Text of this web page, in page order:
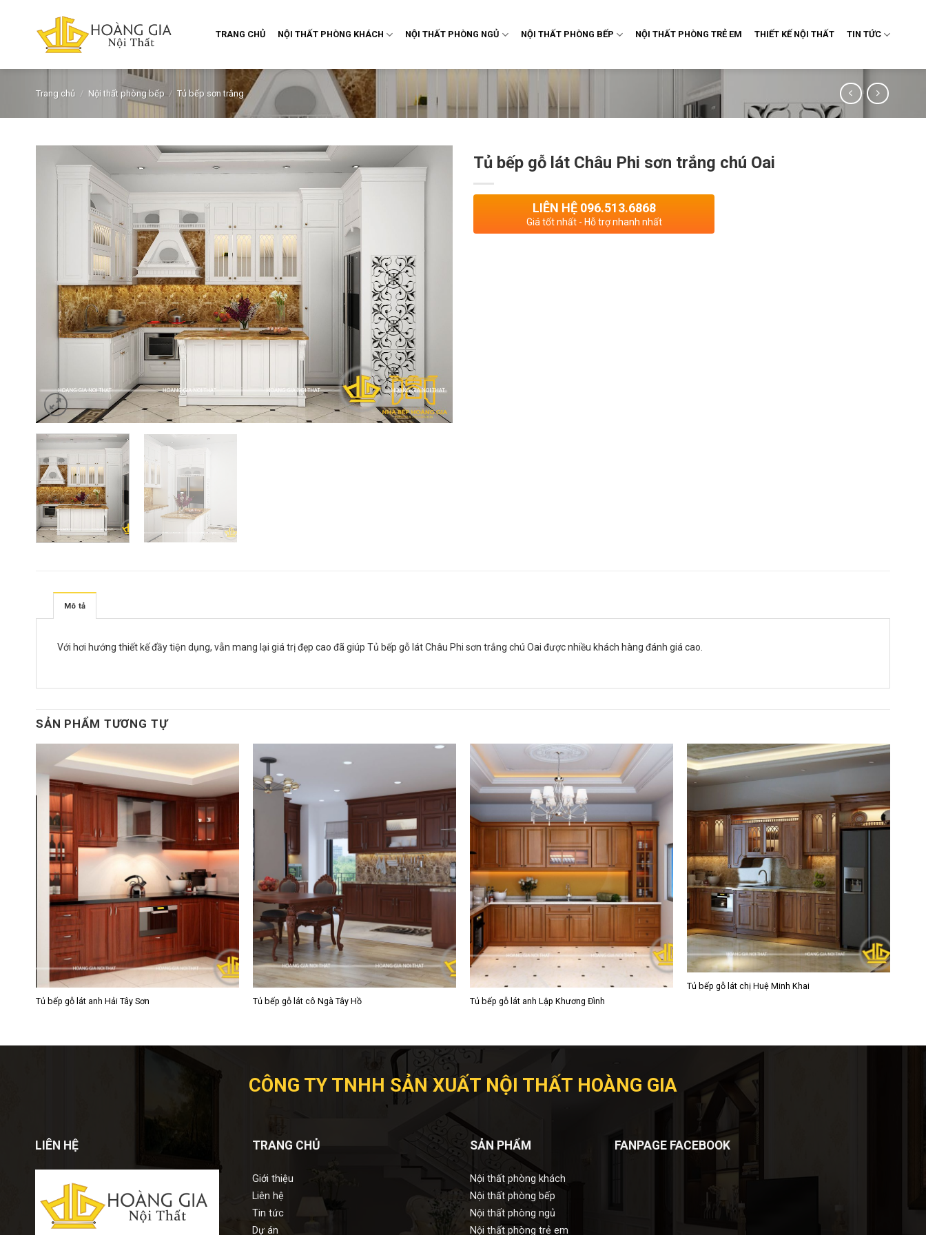
TRANG CHỦ NỘI THẤT PHÒNG KHÁCH NỘI THẤT PHÒNG NGỦ NỘI THẤT PHÒNG BẾP NỘI THẤT PHÒNG TRẺ EM THIẾT KẾ NỘI THẤT TIN TỨC
Trang chủ / Nội thất phòng bếp / Tủ bếp sơn trắng
Tủ bếp gỗ lát Châu Phi sơn trắng chú Oai
LIÊN HỆ 096.513.6868
Giá tốt nhất - Hỗ trợ nhanh nhất
Mô tả
Với hơi hướng thiết kế đầy tiện dụng, vẫn mang lại giá trị đẹp cao đã giúp Tủ bếp gỗ lát Châu Phi sơn trắng chú Oai được nhiều khách hàng đánh giá cao.
SẢN PHẨM TƯƠNG TỰ
Tủ bếp gỗ lát anh Hải Tây Sơn Tủ bếp gỗ lát cô Ngà Tây Hồ Tủ bếp gỗ lát anh Lập Khương Đình
Tủ bếp gỗ lát chị Huệ Minh Khai
CÔNG TY TNHH SẢN XUẤT NỘI THẤT HOÀNG GIA
LIÊN HỆ TRANG CHỦ
Giới thiệu
Liên hệ
Tin tức
Dự án
SẢN PHẨM
Nội thất phòng khách
Nội thất phòng bếp
Nội thất phòng ngủ
Nội thất phòng trẻ em
FANPAGE FACEBOOK